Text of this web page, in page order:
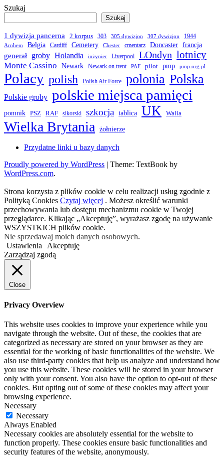
Szukaj
Szukaj
1 dywizja pancerna 2 korpus 303 305 dywizjon 307 dywizjon 1944
Arnhem Belgia Cardiff Cemetery Chester cmentarz Doncaster francja
generał
groby Holandia inżynier Liverpool LOndyn lotnicy
Monte Cassino Newark Newark on trent PAF pilot pmp pmp.org.pl
Polacy polish Polish Air Force polonia Polska
Polskie groby polskie miejsca pamięci
pomnik PSZ RAF sikorski szkocja tablica UK Walia
Wielka Brytania żołnierze
Przydatne linki u bazy danych
Proudly powered by WordPress | Theme: TextBook by
WordPress.com.
Strona korzysta z plików cookie w celu realizacji usług zgodnie z
Polityką Cookies Czytaj więcej . Możesz określić warunki
przechowywania lub dostępu mechanizmu cookie w Twojej
przeglądarce. Klikając „Akceptuję”, wyrażasz zgodę na używanie
WSZYSTKICH plików cookie.
Nie sprzedawaj moich danych osobowych.
Ustawienia
Akceptuję
Zarządzaj zgodą
Close
Privacy Overview
This website uses cookies to improve your experience while you
navigate through the website. Out of these, the cookies that are
categorized as necessary are stored on your browser as they are
essential for the working of basic functionalities of the website. We
also use third-party cookies that help us analyze and understand how
you use this website. These cookies will be stored in your browser
only with your consent. You also have the option to opt-out of these
cookies. But opting out of some of these cookies may affect your
browsing experience.
Necessary
Necessary
Always Enabled
Necessary cookies are absolutely essential for the website to
function properly. These cookies ensure basic functionalities and
security features of the website, anonymously.